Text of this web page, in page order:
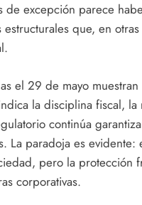
excepción parece
que, en
el 29 de mayo
la disciplina fiscal,
continúa
La paradoja es
pero la protección
corporativas.